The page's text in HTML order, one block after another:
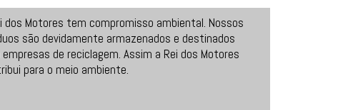
dos Motores tem compromisso ambiental. Nossos
são devidamente armazenados e destinados
empresas de reciclagem. Assim a Rei dos Motores
para o meio ambiente.